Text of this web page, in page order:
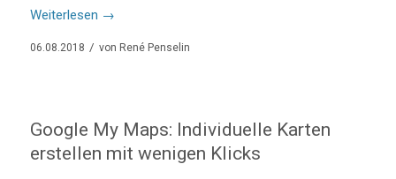
Weiterlesen →
06.08.2018 / von René Penselin
Google My Maps: Individuelle Karten
erstellen mit wenigen Klicks